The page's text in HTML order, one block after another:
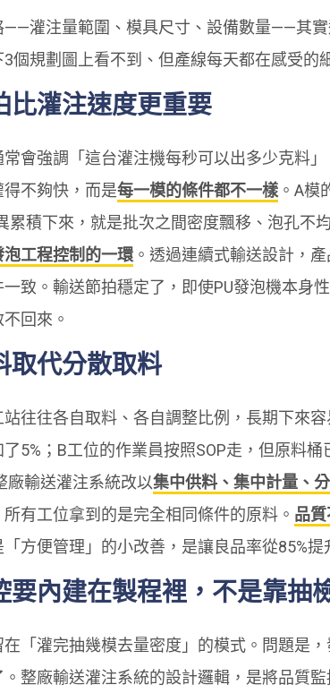
灌注量範圍、模具尺寸、設備數量——其
個規劃圖上看不到、但產線每天都在感受的
比灌注速度更重要
會強調「這台灌注機每秒可以出多少克料
不夠快，而是每一模的條件都不一樣 。A模
累積下來，就是批次之間密度飄移、泡孔不
工程控制的一環 。透過連續式輸送設計，
致。輸送節拍穩定了，即使PU發泡機本身
回來。
取代分散取料
往往各自取料、各自調整比例，長期下來
5%；B工位的作業員按照SOP走，但原料
廠輸送灌注系統改以集中供料、集中計量、
有工位拿到的是完全相同條件的原料。 品
方便管理」的小改善，是讓良品率從85%提
要內建在製程裡，不是靠抽
「灌完抽幾模去量密度」的模式。問題是
整廠輸送灌注系統的設計邏輯，是將品質監